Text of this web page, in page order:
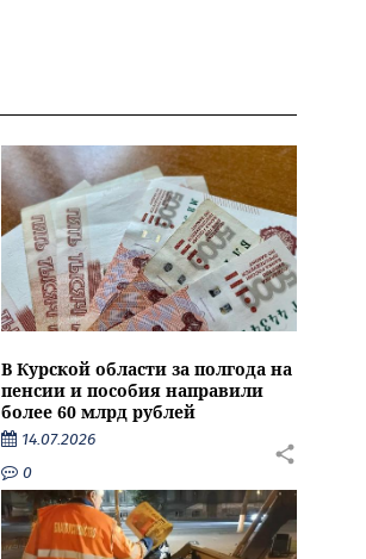
В Курской области за полгода на
пенсии и пособия направили
более 60 млрд рублей
14.07.2026
0